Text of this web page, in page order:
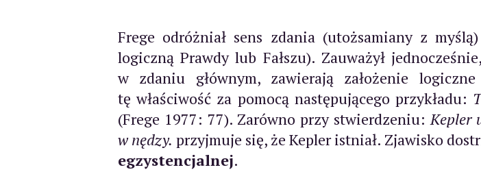
Frege odróżniał sens zdania (utożsamiany z
logiczną Prawdy lub Fałszu). Zauważył
w zdaniu głównym, zawierają założenie
tę właściwość za pomocą następującego przykładu:
(Frege 1977: 77). Zarówno przy stwierdzeniu:Kepler
w nędzy. przyjmuje się, że Kepler istniał. Zjawisko
egzystencjalnej.